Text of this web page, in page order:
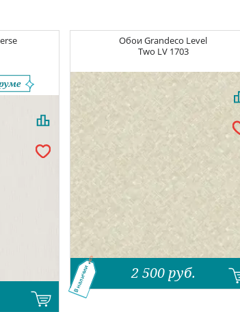
ОбоиGrandeco Level
Two LV 1703
2 500 руб.
В наличии